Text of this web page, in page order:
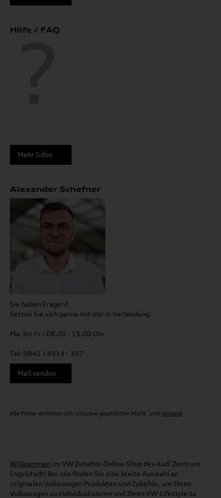
Hilfe / FAQ
Mehr Infos
Alexander Schefner
Sie haben Fragen?
Setzen Sie sich gerne mit mir in Verbindung.
Mo. bis Fr.: 08.00 - 15.00 Uhr
Tel: 0841 / 4914 - 307
Mail senden
Alle Preise verstehen sich inklusive gesetzlicher MwSt. und Versand
Willkommen im VW Zubehör Online-Shop des Audi Zentrum
Ingolstadt! Bei uns finden Sie eine breite Auswahl an
originalen Volkswagen Produkten und Zubehör, um Ihren
Volkswagen zu individualisieren und Ihren VW-Lifestyle zu